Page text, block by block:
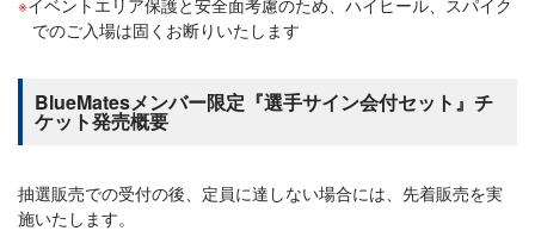
でのご入場は固くお断りいたします
BlueMatesメンバー限定『選手サイン会付セット』チ
ケット発売概要
抽選販売での受付の後、定員に達しない場合には、先着販売を実
施いたします。